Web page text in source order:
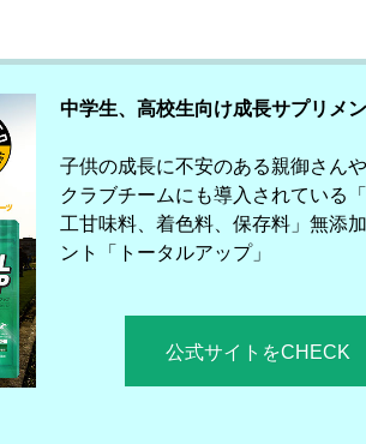
中学生、高校生向け成長サプリメ
子供の成長に不安のある親御さん
クラブチームにも導入されている
工甘味料、着色料、保存料」無添
ント「トータルアップ」
公式サイトをCHECK